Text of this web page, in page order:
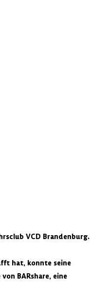
VCD Brandenburg.
hat, konnte seine
BARshare, eine